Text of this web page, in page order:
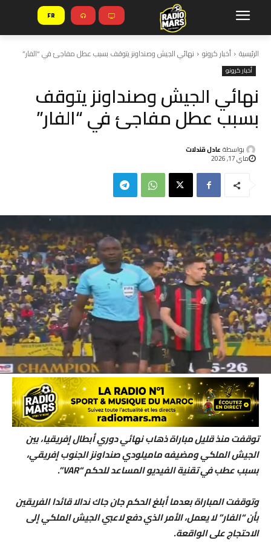
FR
الرئيسية أخبار كرونو نهائي الجيش وصنداونز يتوقف بسبب عطل مفاجئ في “الفار”
أخبار كرونو
نهائي الجيش وصنداونز يتوقف
بسبب عطل مفاجئ في “الفار”
بواسطة عادل قندلات
ماي 17, 2026
توقفت منذ قليل مباراة ذهاب نهائي دوري أبطال إفريقيا، بين
الجيش الملكي ومضيفه ماميلودي صنداونز الجنوب إفريقي،
بسبب عطب في تقنية الفيديو المساعد للحكم “VAR”.
وتوقفت المباراة بعدما أبلغ الحكم جان جاك ندالا قائدا الفريقين
بأن “الفار” لا يعمل، الأمر الذي دفع لاعبي الجيش الملكي إلى
الاحتجاج على الواقعة.